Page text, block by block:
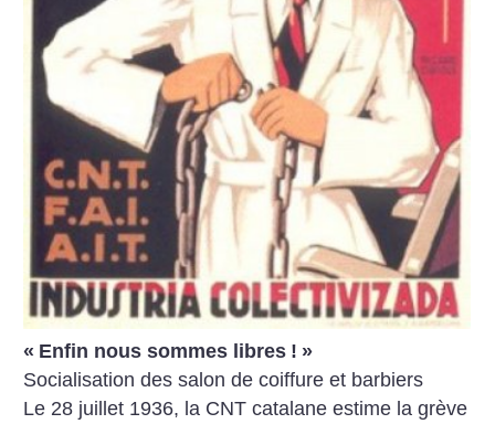
« Enfin nous sommes libres ! »
Socialisation des salon de coiffure et barbiers
Le 28 juillet 1936, la CNT catalane estime la grève